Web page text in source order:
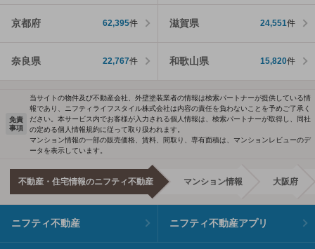
京都府 62,395件 滋賀県 24,551件
奈良県 22,767件 和歌山県 15,820件
免責
事項
当サイトの物件及び不動産会社、外壁塗装業者の情報は検索パートナーが提供している情
報であり、ニフティライフスタイル株式会社は内容の責任を負わないことを予めご了承く
ださい。本サービス内でお客様が入力される個人情報は、検索パートナーが取得し、同社
の定める個人情報規約に従って取り扱われます。
マンション情報の一部の販売価格、賃料、間取り、専有面積は、マンションレビューのデ
ータを表示しています。
不動産・住宅情報のニフティ不動産 マンション情報 大阪府
ニフティ不動産 ニフティ不動産アプリ